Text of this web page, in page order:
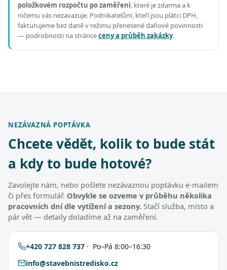
položkovém rozpočtu po zaměření, které je zdarma a k
ničemu vás nezavazuje. Podnikatelům, kteří jsou plátci DPH,
fakturujeme bez daně v režimu přenesené daňové povinnosti
— podrobnosti na stránceceny a průběh zakázky.
NEZÁVAZNÁ POPTÁVKA
Chcete vědět, kolik to bude stát
a kdy to bude hotové?
Zavolejte nám, nebo pošlete nezávaznou poptávku e-mailem
či přes formulář. Obvykle se ozveme v průběhu několika
pracovních dní dle vytížení a sezony. Stačí služba, místo a
pár vět — detaily doladíme až na zaměření.
+420 727 828 737 · Po–Pá 8:00–16:30
info@stavebnistredisko.cz